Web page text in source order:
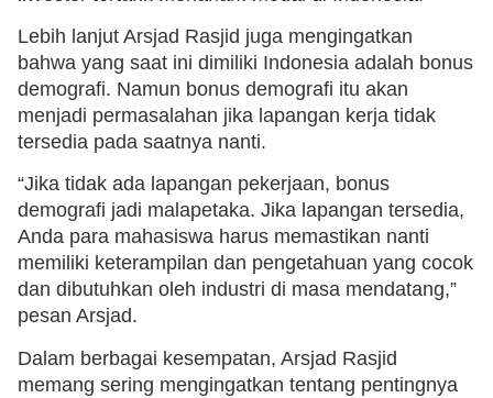
Lebih lanjut Arsjad Rasjid juga mengingatkan
bahwa yang saat ini dimiliki Indonesia adalah bonus
demografi. Namun bonus demografi itu akan
menjadi permasalahan jika lapangan kerja tidak
tersedia pada saatnya nanti.
“Jika tidak ada lapangan pekerjaan, bonus
demografi jadi malapetaka. Jika lapangan tersedia,
Anda para mahasiswa harus memastikan nanti
memiliki keterampilan dan pengetahuan yang cocok
dan dibutuhkan oleh industri di masa mendatang,”
pesan Arsjad.
Dalam berbagai kesempatan, Arsjad Rasjid
memang sering mengingatkan tentang pentingnya